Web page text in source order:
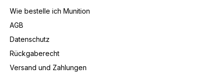
Wie bestelle ich Munition
AGB
Datenschutz
Rückgaberecht
Versand und Zahlungen